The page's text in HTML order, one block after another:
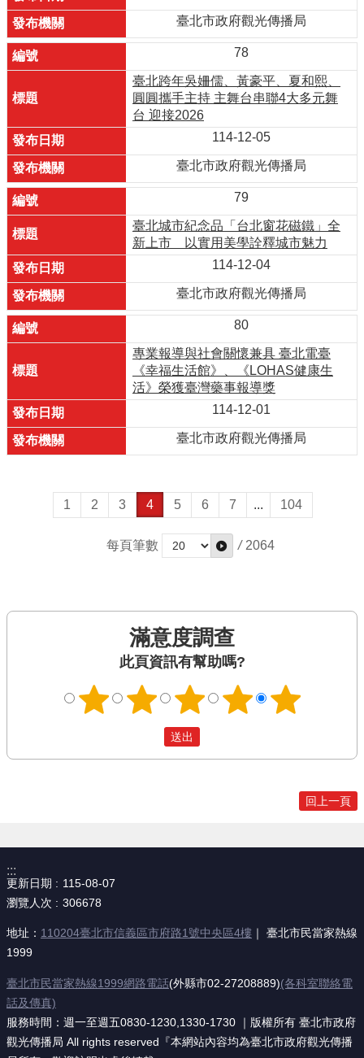
臺北市政府觀光傳播局
78
臺北跨年吳姍儒、黃豪平、夏和熙、
圓圓攜手主持 主舞台串聯4大多元舞
台 迎接2026
114-12-05
臺北市政府觀光傳播局
79
臺北城市紀念品「台北窗花磁鐵」全
新上市 以實用美學詮釋城市魅力
114-12-04
臺北市政府觀光傳播局
80
專業報導與社會關懷兼具 臺北電臺
《幸福生活館》、《LOHAS健康生
活》榮獲臺灣藥事報導獎
114-12-01
臺北市政府觀光傳播局
1 2 3 4 5 6 7 ... 104
每頁筆數 / 2064
滿意度調查
此頁資訊有幫助嗎?
回上一頁
:::
更新日期
115-08-07
瀏覽人次
306678
地址： 110204臺北市信義區市府路1號中央區4樓 ｜ 臺北市民當家熱線
1999
臺北市民當家熱線1999網路電話(外縣市02-27208889)(各科室聯絡電
話及傳真)
服務時間：週一至週五0830-1230,1330-1730 ｜版權所有 臺北市政府
觀光傳播局 All rights reserved『本網站內容均為臺北市政府觀光傳播